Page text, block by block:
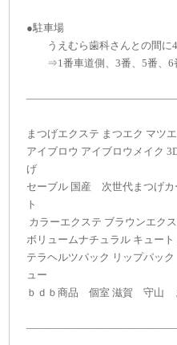
●駐車場
うえむら歯科さんとの間に4
⇒1番車道側、3番、5番、6
まつげエクステ まつエク マツ
アイブロウ アイブロウメイク
げ
セーブル 国産 次世代まつげ
ト
カラーエクステ ブラウンエ
ボリュームナチュラル キュー
テラヘルツパック リップパ
ュー
ｂｄｂ商品 個室 滋賀 守山